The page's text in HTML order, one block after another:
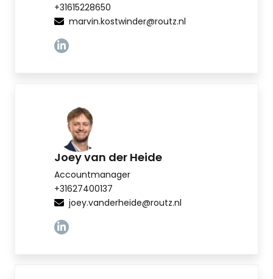
+31615228650
marvin.kostwinder@routz.nl
Linkedin
Joey van der Heide
Accountmanager
+31627400137
joey.vanderheide@routz.nl
Linkedin